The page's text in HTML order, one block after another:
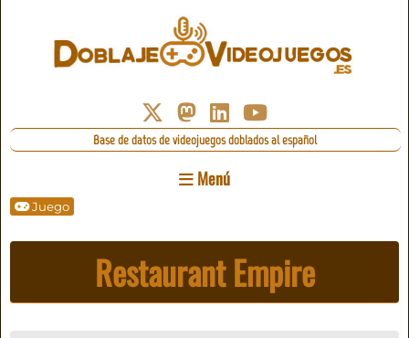
Base de datos de videojuegos doblados al español
Menú
Juego
Restaurant Empire